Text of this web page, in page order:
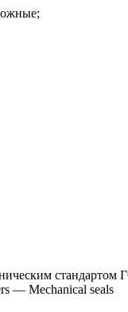
— Mechanical seals